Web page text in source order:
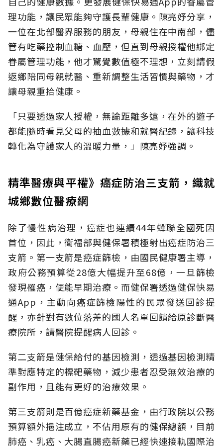
理功能，讓民眾能夠守護長輩健康。陳亮妤分享，
一位在北部醫界服務的朋友，母親住在中南部，儘
管有吃藥控制血糖、血壓，但直到母親授權他綁定
眷屬管理功能，他才驚覺數值極不理想，立刻請假
返鄉陪同母親就醫、重新調整生活習慣與藥物，才
讓母親重拾健康。
「只要透過家人授權，無論距離多遠，在外的遊子
都能隨時看見父母的抽血數據和就醫紀錄，讓科技
轉化為守護家人的溫暖力量，」陳亮妤強調。
精準醫療與平權》癌症防治三支箭，織就
城鄉數位醫療網
除了慢性病治理，癌症也連續44年蟬聯全國死因
首位，因此，衛福部與健保署積極射出癌症防治三
支箭。第一支箭是癌症篩檢，由國民健康署主導，
政府公務預算從28億大幅提升至68億，一旦篩檢
發現罹癌，便能早期治療。而健保署透過健保快易
通App，主動向癌症篩檢陽性的民眾發送回診提
醒，亦針對有數位落差的國人名單回饋給原診斷醫
療院所，請醫院提醒病人回診。
第二支箭是健保給付的基因檢測，透過基因檢測精
準對應特定的標靶藥物，減少患者忍受無效治療的
副作用，且能有更好的治療效果。
第三支箭則是百億癌症新藥基金，由行政院以公務
預算額外挹注成立，不佔用原有的健保總額，目前
肺癌、乳癌、大腸直腸癌新藥已經快速接軌國際治